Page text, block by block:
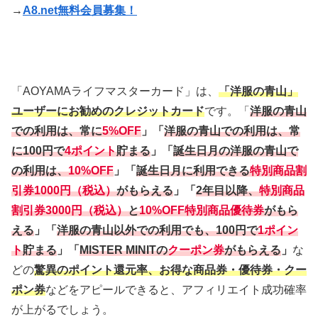
→A8.net無料会員募集！
「AOYAMAライフマスターカード」は、 「洋服の青山」
ユーザーにお勧めのクレジットカードです。「 洋服の青山
での利用は、常に5%OFF 」「 洋服の青山での利用は、常
に100円で4ポイント貯まる 」「 誕生日月の洋服の青山で
の利用は、10%OFF 」「 誕生日月に利用できる特別商品割
引券1000円（税込）がもらえる 」「 2年目以降、特別商品
割引券3000円（税込）と10%OFF特別商品優待券がもら
える 」「 洋服の青山以外での利用でも、100円で1ポイン
ト貯まる 」「 MISTER MINITのクーポン券がもらえる 」 な
どの驚異のポイント還元率、お得な商品券・優待券・クー
ポン券などをアピールできると、アフィリエイト成功確率
が上がるでしょう。